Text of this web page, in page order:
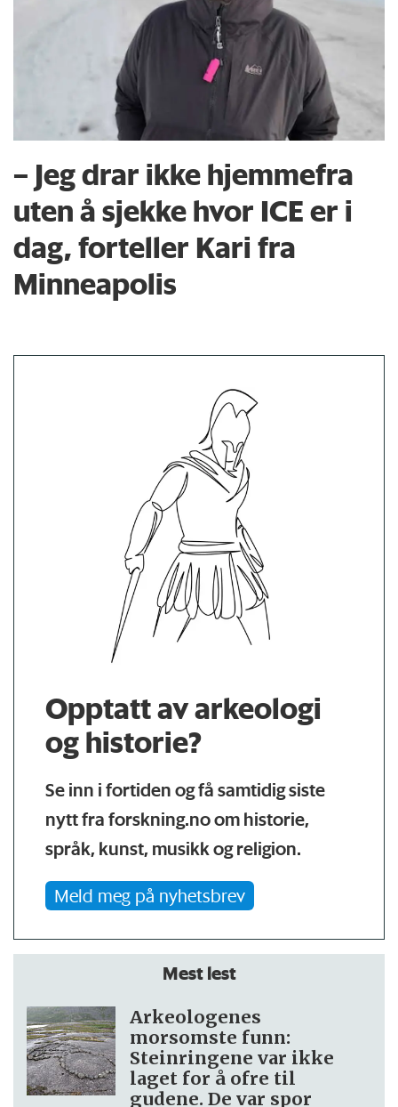
– Jeg drar ikke hjemmefra
uten å sjekke hvor ICE er i
dag, forteller Kari fra
Minneapolis
Opptatt av arkeologi
og historie?
Se inn i fortiden og få samtidig siste
nytt fra forskning.no om historie,
språk, kunst, musikk og religion.
Meld meg på nyhetsbrev
Mest lest
Arkeologenes
morsomste funn:
Steinringene var ikke
laget for å ofre til
gudene. De var spor